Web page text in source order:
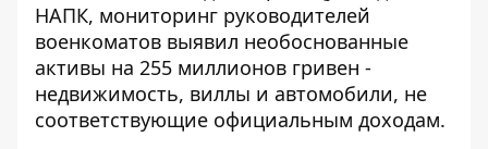
НАПК, мониторинг руководителей
военкоматов выявил необоснованные
активы на 255 миллионов гривен -
недвижимость, виллы и автомобили, не
соответствующие официальным доходам.